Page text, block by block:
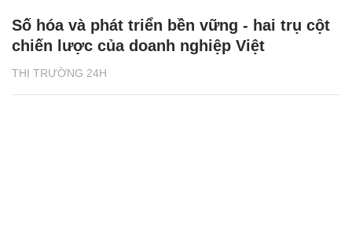
THỊ TRƯỜNG 24H
Số hóa và phát triển bền vững - hai trụ cột
chiến lược của doanh nghiệp Việt